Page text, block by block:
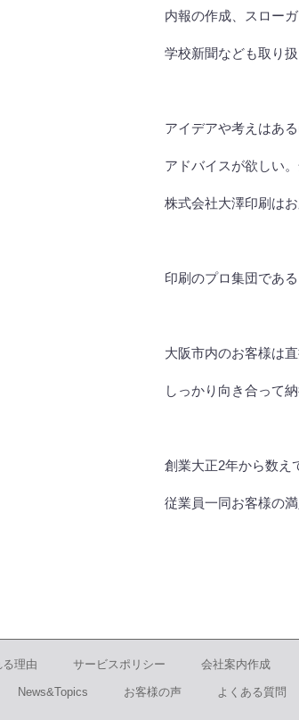
内報の作成、スロー
学校新聞なども取り扱
アイデアや考えはあ
アドバイスが欲しい
株式会社大澤印刷はお
印刷のプロ集団であ
大阪市内のお客様は
しっかり向き合って
創業大正2年から数え
従業員一同お客様の
理由 サービスポリシー 会社案内作成
News&Topics お客様の声 よくある質問